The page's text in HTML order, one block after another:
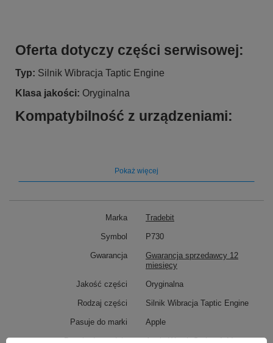
Oferta dotyczy części serwisowej:
Typ: Silnik Wibracja Taptic Engine
Klasa jakości: Oryginalna
Kompatybilność z urządzeniami:
Pokaż więcej
Marka Tradebit
Symbol P730
Gwarancja
Gwarancja sprzedawcy 12
miesięcy
Jakość części Oryginalna
Rodzaj części Silnik Wibracja Taptic Engine
Pasuje do marki Apple
Pasuje do modelu Apple Watch Series 4 44 mm